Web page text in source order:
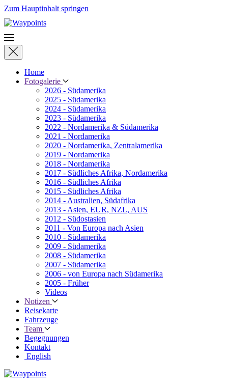
Zum Hauptinhalt springen
Home
Fotogalerie
2026 - Südamerika
2025 - Südamerika
2024 - Südamerika
2023 - Südamerika
2022 - Nordamerika & Südamerika
2021 - Nordamerika
2020 - Nordamerika, Zentralamerika
2019 - Nordamerika
2018 - Nordamerika
2017 - Südliches Afrika, Nordamerika
2016 - Südliches Afrika
2015 - Südliches Afrika
2014 - Australien, Südafrika
2013 - Asien, EUR, NZL, AUS
2012 - Südostasien
2011 - Von Europa nach Asien
2010 - Südamerika
2009 - Südamerika
2008 - Südamerika
2007 - Südamerika
2006 - von Europa nach Südamerika
2005 - Früher
Videos
Notizen
Reisekarte
Fahrzeuge
Team
Begegnungen
Kontakt
English